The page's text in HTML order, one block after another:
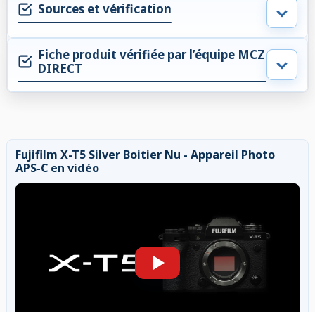
Sources et vérification
Fiche produit vérifiée par l’équipe MCZ
DIRECT
Fujifilm X-T5 Silver Boitier Nu - Appareil Photo
APS-C en vidéo